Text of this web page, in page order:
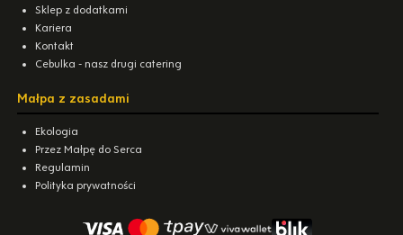
Sklep z dodatkami
Kariera
Kontakt
Cebulka - nasz drugi catering
Małpa z zasadami
Ekologia
Przez Małpę do Serca
Regulamin
Polityka prywatności